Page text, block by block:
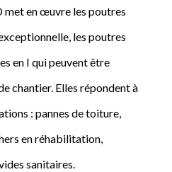
en œuvre les poutres
les poutres
en I qui peuvent être
chantier. Elles répondent à
: pannes de toiture,
en réhabilitation,
sanitaires.